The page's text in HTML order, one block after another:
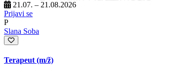
21.07. – 21.08.2026
Prijavi se
P
Slana Soba
Terapeut (m/ž)